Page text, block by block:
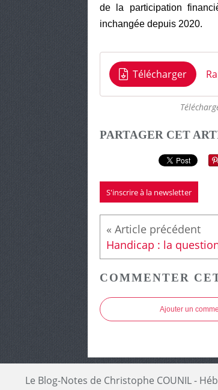
de la participation
inchangée depuis 2020.
Télécharger
PARTAGER CET
S'inscrire à la newsletter
COMMENTER
Ajouter un
Le Blog-Notes de Christophe COUNIL -